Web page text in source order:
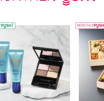
WEEKLY PUSH